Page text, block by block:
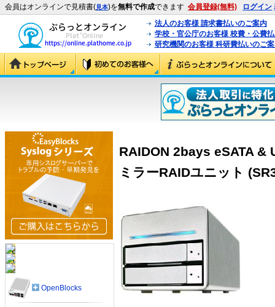
会員はオンラインで見積書(見本)を無料で作成できます 会員登録(無料) ログイン
法人のお客様 請求書払いのご案内
学校・官公庁のお客様 校費・公費
研究機関のお客様 科研費払いのご
RAIDON 2bays eSATA &
ミラーRAIDユニット
OpenBlocks